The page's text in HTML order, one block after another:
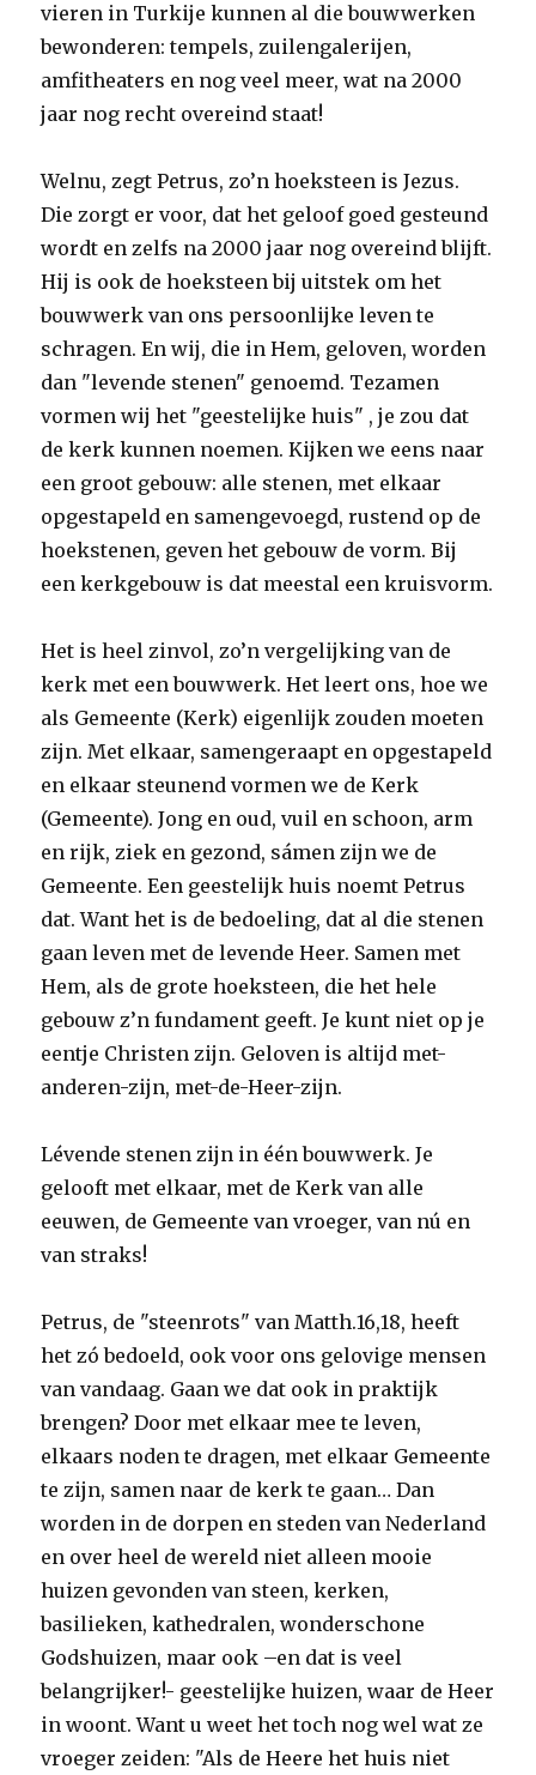
vieren in Turkije kunnen al die bouwwerken
bewonderen: tempels, zuilengalerijen,
amfitheaters en nog veel meer, wat na 2000
jaar nog recht overeind staat!
Welnu, zegt Petrus, zo’n hoeksteen is Jezus.
Die zorgt er voor, dat het geloof goed gesteund
wordt en zelfs na 2000 jaar nog overeind blijft.
Hij is ook de hoeksteen bij uitstek om het
bouwwerk van ons persoonlijke leven te
schragen. En wij, die in Hem, geloven, worden
dan "levende stenen" genoemd. Tezamen
vormen wij het "geestelijke huis" , je zou dat
de kerk kunnen noemen. Kijken we eens naar
een groot gebouw: alle stenen, met elkaar
opgestapeld en samengevoegd, rustend op de
hoekstenen, geven het gebouw de vorm. Bij
een kerkgebouw is dat meestal een kruisvorm.
Het is heel zinvol, zo’n vergelijking van de
kerk met een bouwwerk. Het leert ons, hoe we
als Gemeente (Kerk) eigenlijk zouden moeten
zijn. Met elkaar, samengeraapt en opgestapeld
en elkaar steunend vormen we de Kerk
(Gemeente). Jong en oud, vuil en schoon, arm
en rijk, ziek en gezond, sámen zijn we de
Gemeente. Een geestelijk huis noemt Petrus
dat. Want het is de bedoeling, dat al die stenen
gaan leven met de levende Heer. Samen met
Hem, als de grote hoeksteen, die het hele
gebouw z’n fundament geeft. Je kunt niet op je
eentje Christen zijn. Geloven is altijd met-
anderen-zijn, met-de-Heer-zijn.
Lévende stenen zijn in één bouwwerk. Je
gelooft met elkaar, met de Kerk van alle
eeuwen, de Gemeente van vroeger, van nú en
van straks!
Petrus, de "steenrots" van Matth.16,18, heeft
het zó bedoeld, ook voor ons gelovige mensen
van vandaag. Gaan we dat ook in praktijk
brengen? Door met elkaar mee te leven,
elkaars noden te dragen, met elkaar Gemeente
te zijn, samen naar de kerk te gaan… Dan
worden in de dorpen en steden van Nederland
en over heel de wereld niet alleen mooie
huizen gevonden van steen, kerken,
basilieken, kathedralen, wonderschone
Godshuizen, maar ook –en dat is veel
belangrijker!- geestelijke huizen, waar de Heer
in woont. Want u weet het toch nog wel wat ze
vroeger zeiden: "Als de Heere het huis niet